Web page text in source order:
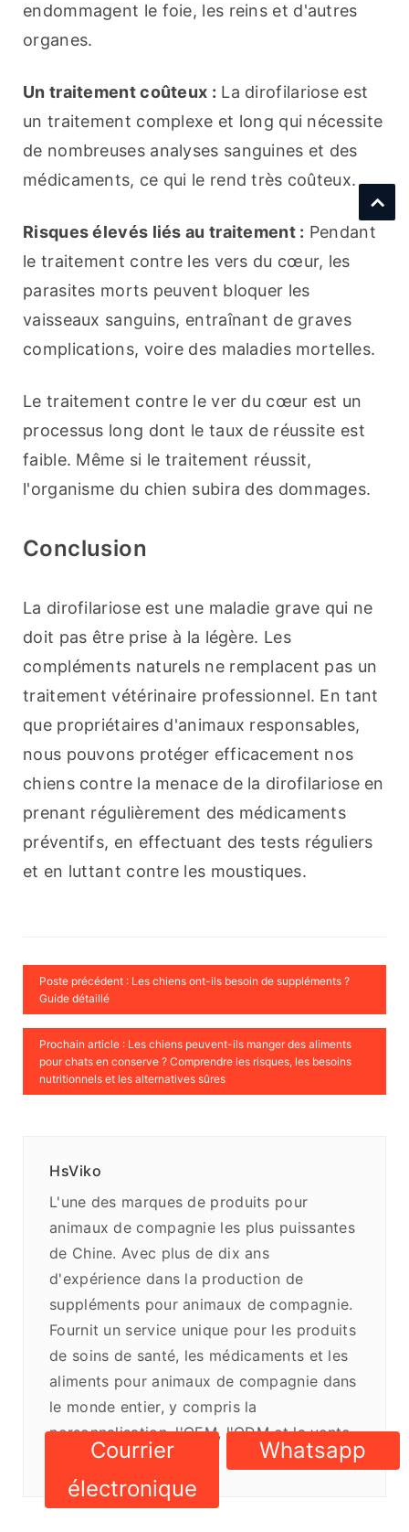
endommagent le foie, les reins et d'autres
organes.
Un traitement coûteux : La dirofilariose est
un traitement complexe et long qui nécessite
de nombreuses analyses sanguines et des
médicaments, ce qui le rend très coûteux.
Risques élevés liés au traitement : Pendant
le traitement contre les vers du cœur, les
parasites morts peuvent bloquer les
vaisseaux sanguins, entraînant de graves
complications, voire des maladies mortelles.
Le traitement contre le ver du cœur est un
processus long dont le taux de réussite est
faible. Même si le traitement réussit,
l'organisme du chien subira des dommages.
Conclusion
La dirofilariose est une maladie grave qui ne
doit pas être prise à la légère. Les
compléments naturels ne remplacent pas un
traitement vétérinaire professionnel. En tant
que propriétaires d'animaux responsables,
nous pouvons protéger efficacement nos
chiens contre la menace de la dirofilariose en
prenant régulièrement des médicaments
préventifs, en effectuant des tests réguliers
et en luttant contre les moustiques.
Poste précédent : Les chiens ont-ils besoin de suppléments ?
Guide détaillé
Prochain article : Les chiens peuvent-ils manger des aliments
pour chats en conserve ? Comprendre les risques, les besoins
nutritionnels et les alternatives sûres
HsViko
L'une des marques de produits pour
animaux de compagnie les plus puissantes
de Chine. Avec plus de dix ans
d'expérience dans la production de
suppléments pour animaux de compagnie.
Fournit un service unique pour les produits
de soins de santé, les médicaments et les
aliments pour animaux de compagnie dans
le monde entier, y compris la
personnalisation, l'OEM, l'ODM et la vente
en gros.Courrier
électronique
Whatsapp